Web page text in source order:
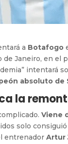
a Botafogo
de Janeiro, en el
intentará
absoluto de
la
Viene
solo
entrenadorArtur